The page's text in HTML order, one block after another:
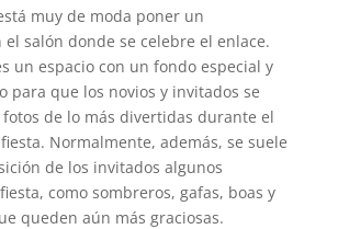
muy de moda poner un
el salón donde se celebre el enlace.
un espacio con un fondo especial y
para que los novios y invitados se
de lo más divertidas durante el
Normalmente, además, se suele
de los invitados algunos
como sombreros, gafas, boas y
queden aún más graciosas.